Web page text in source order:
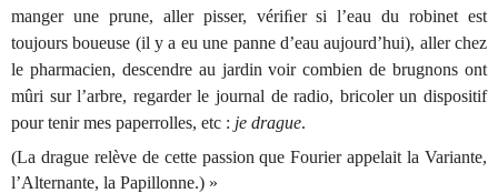
manger une prune, aller pisser, vériﬁer si l’eau du robinet est
toujours boueuse (il y a eu une panne d’eau aujourd’hui), aller chez
le pharmacien, descendre au jardin voir combien de brugnons ont
mûri sur l’arbre, regarder le journal de radio, bricoler un dispositif
pour tenir mes paperrolles, etc : je drague.
(La drague relève de cette passion que Fourier appelait la Variante,
l’Alternante, la Papillonne.) »